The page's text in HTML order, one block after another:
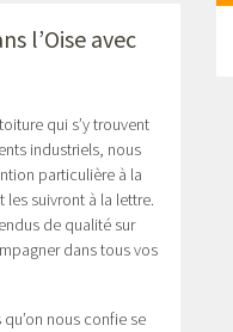
l’Oise avec
qui s’y trouvent
industriels, nous
particulière à la
suivront à la lettre.
de qualité sur
dans tous vos
nous confie se